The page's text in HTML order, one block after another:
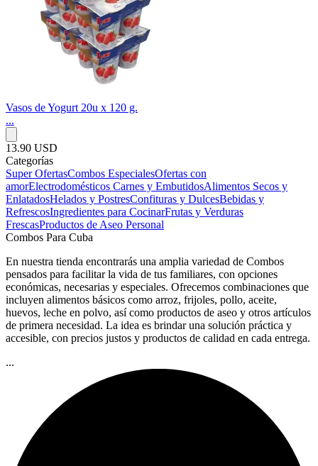
Vasos de Yogurt 20u x 120 g.
...
13.90 USD
Categorías
Super OfertasCombos EspecialesOfertas con
amorElectrodomésticos Carnes y EmbutidosAlimentos Secos y
EnlatadosHelados y PostresConfituras y DulcesBebidas y
RefrescosIngredientes para CocinarFrutas y Verduras
FrescasProductos de Aseo Personal
Combos Para Cuba
En nuestra tienda encontrarás una amplia variedad de Combos
pensados para facilitar la vida de tus familiares, con opciones
económicas, necesarias y especiales. Ofrecemos combinaciones que
incluyen alimentos básicos como arroz, frijoles, pollo, aceite,
huevos, leche en polvo, así como productos de aseo y otros artículos
de primera necesidad. La idea es brindar una solución práctica y
accesible, con precios justos y productos de calidad en cada entrega.
...